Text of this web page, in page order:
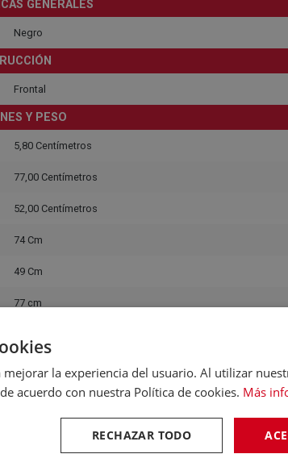
GENERALES
Negro
Frontal
Y PESO
5,80 Centímetros
77,00 Centímetros
52,00 Centímetros
74 Cm
49 Cm
77 cm
Integrados
mejorar la experiencia del usuario. Al utilizar
acuerdo con nuestra Política de cookies. Más
RECHAZAR TODO